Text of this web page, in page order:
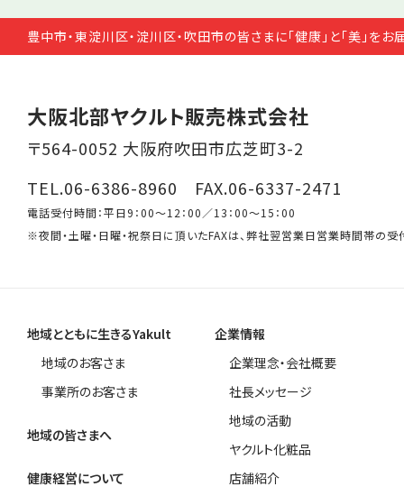
豊中市・東淀川区・淀川区・吹田市の皆さまに「健康」と「美」をお
大阪北部ヤクルト販売株式会社
〒564-0052 大阪府吹田市広芝町3-2
TEL.06-6386-8960 FAX.06-6337-2471
電話受付時間：平日9：00～12：00／13：00～15：00
※夜間・土曜・日曜・祝祭日に頂いたFAXは、弊社翌営業日営業時間帯の受
地域とともに生きるYakult
地域のお客さま
事業所のお客さま
地域の皆さまへ
健康経営について
企業情報
企業理念・会社概要
社長メッセージ
地域の活動
ヤクルト化粧品
店舗紹介